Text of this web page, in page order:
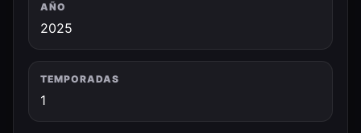
AÑO
2025
TEMPORADAS
1